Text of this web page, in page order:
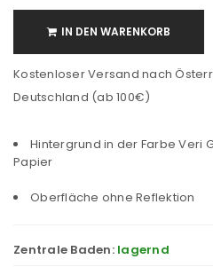
IN DEN WARENKORB
Kostenloser Versand nach
Deutschland (ab 100€)
Hintergrund in der Farbe Veri
Papier
Oberfläche ohne Reflektion
Zentrale Baden: lagernd